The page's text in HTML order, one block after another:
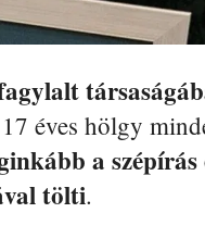
éves hölgy
a szépírás
tölti.